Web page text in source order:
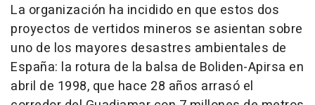
La organización ha incidido en que estos dos
proyectos de vertidos mineros se asientan sobre
uno de los mayores desastres ambientales de
España: la rotura de la balsa de Boliden-Apirsa en
abril de 1998, que hace 28 años arrasó el